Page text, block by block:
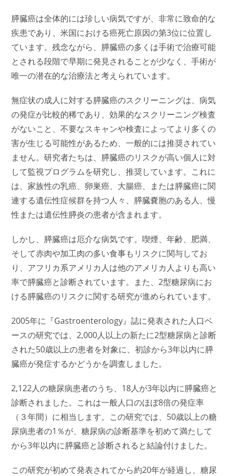
膵臓癌は全体的には珍しい病気ですが、非常に致命的な
疾患であり、米国における癌死亡原因の第3位に位置し
ています。残念ながら、膵臓癌の多くは手術で治療可能
とされる段階で早期に発見されることが少なく、手術が
唯一の潜在的な治療法と考えられています。
無症状の成人に対する膵臓癌のスクリーニングは、病気
の発症が比較的稀であり、効果的なスクリーニング検査
がないこと、不要なスキャンや検査によってより多くの
害が生じる可能性があるため、一般的には推奨されてい
ません。研究者たちは、膵臓癌のリスクが高い個人に対
して監視プログラムを研究し、推奨しています。これに
は、家族性の乳癌、卵巣癌、大腸癌、または膵臓癌に関
連する遺伝性症候群を持つ人々、膵臓嚢胞のある人、慢
性または遺伝性膵炎の患者が含まれます。
しかし、膵臓癌は厄介な病気です。喫煙、年齢、肥満、
そして赤肉や加工肉の多い食事もリスクに関与してお
り、アフリカ系アメリカ人は他のアメリカ人よりも高い
率で膵臓癌と診断されています。また、2型糖尿病にお
ける膵臓癌のリスクに関する研究が進められています。
2005年に『Gastroenterology』誌に発表された人口ベ
ースの研究では、2,000人以上の新たに2型糖尿病と診断
された50歳以上の患者を対象に、初診から3年以内に膵
臓癌が発症するかどうかを調査しました。
2,122人の糖尿病患者のうち、18人が3年以内に膵臓癌と
診断されました。これは一般人口のほぼ8倍の発症率
（３年間）に相当します。この研究では、50歳以上の糖
尿病患者の1％が、糖尿病の診断基準を初めて満たして
から3年以内に膵臓癌と診断されると結論付けました。
この研究が初めて発表されてから約20年が経過し、糖尿